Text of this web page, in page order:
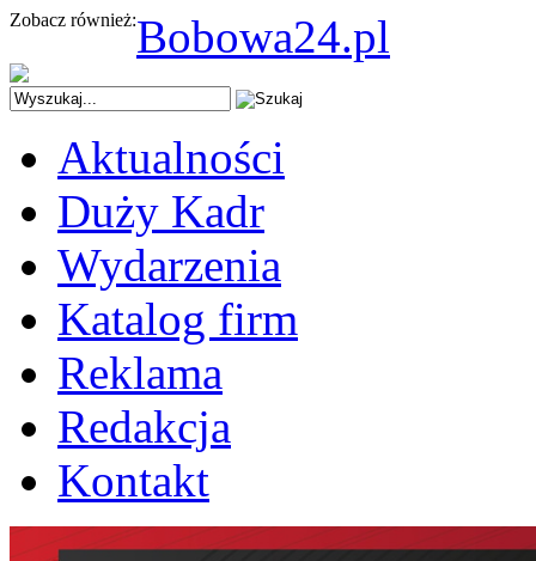
Zobacz również:Bobowa24.pl
Aktualności
Duży Kadr
Wydarzenia
Katalog firm
Reklama
Redakcja
Kontakt